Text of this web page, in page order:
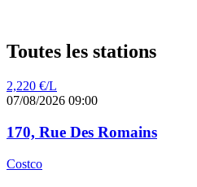
Toutes les stations
2,220 €/L
07/08/2026 09:00
170, Rue Des Romains
Costco